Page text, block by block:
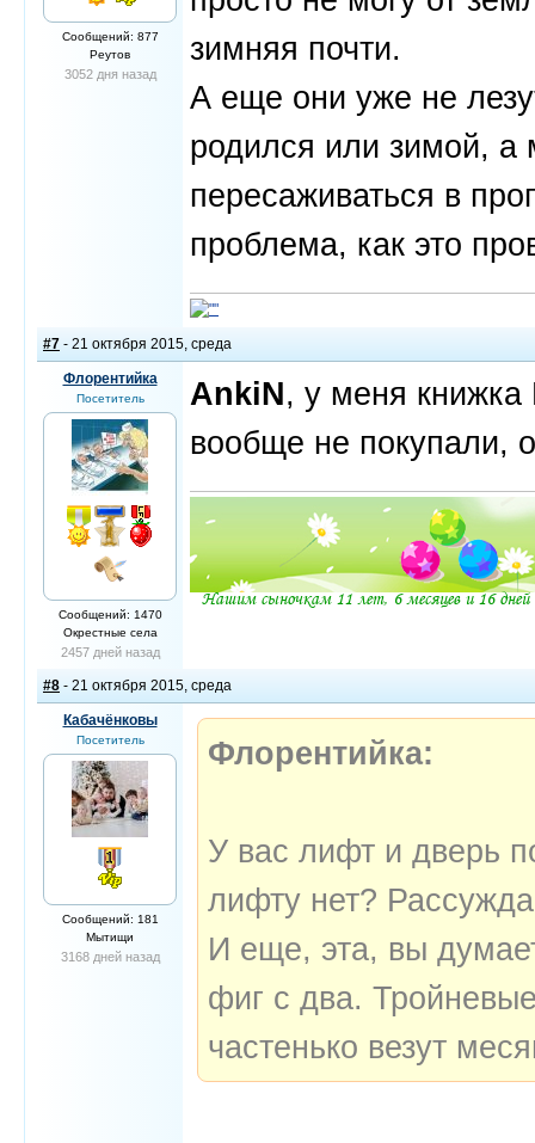
Сообщений: 877
Реутов
3052 дня назад
зимняя почти.
А еще они уже не
родился или зимой, а
пересаживаться в
проблема, как это
#7 - 21 октября 2015, среда
Флорентийка
Посетитель
Сообщений: 1470
Окрестные села
2457 дней назад
AnkiN, у меня книжка
вообще не покупали,
#8 - 21 октября 2015, среда
Кабачёнковы
Посетитель
Сообщений: 181
Мытищи
3168 дней назад
Флорентийка:
У вас лифт и дверь
лифту нет?
И еще, эта, вы
фиг с два.
частенько везут